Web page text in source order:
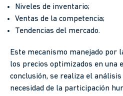
Niveles de inventario;
Ventas de la competencia;
Tendencias del mercado.
Este mecanismo manejado por
los precios optimizados en una
conclusión, se realiza el análisis
necesidad de la participación